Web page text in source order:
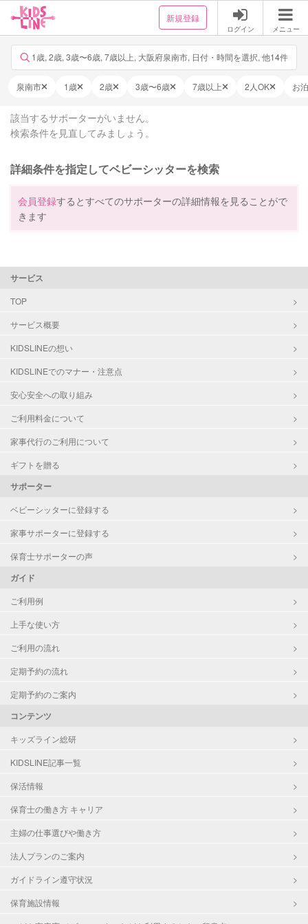
新規登録
ログイン メニュー
1歳, 2歳, 3歳〜6歳, 7歳以上, 大阪府泉南市, 日付・時間を選択, 他14件
泉南市 1歳 2歳 3歳〜6歳 7歳以上 2人OK お
該当するサポーターがいません。
検索条件を見直してみましょう。
詳細条件を指定してベビーシッターを検索
会員登録するとすべてのサポーターの詳細情報を見ることがで
きます
サービス
TOP
サービス概要
KIDSLINEの想い
KIDSLINEでのマナー・注意点
安心安全への取り組み
ご利用料金について
家事代行のご利用について
ギフトを贈る
サポーター
ベビーシッターに登録する
家事サポーターに登録する
保育士サポーターの声
ガイド
ご利用例
上手な使い方
ご利用の流れ
定期予約の流れ
定期予約のご案内
コンテンツ
キッズライン総研
KIDSLINE記事一覧
保活情報
保育士の働き方 キャリア
主婦の仕事選びや働き方
法人プランのご案内
ガイドライン遵守状況
保育施設情報